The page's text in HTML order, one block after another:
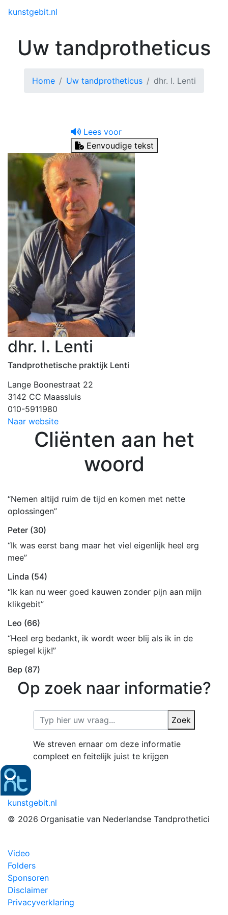
kunstgebit.nl
Uw tandprotheticus
Home Uw tandprotheticus dhr. I. Lenti
Lees voor
Eenvoudige tekst
dhr. I. Lenti
Tandprothetische praktijk Lenti
Lange Boonestraat 22
3142 CC Maassluis
010-5911980
Naar website
Cliënten aan het
woord
“Nemen altijd ruim de tijd en komen met nette
oplossingen”
Peter (30)
“Ik was eerst bang maar het viel eigenlijk heel erg
mee”
Linda (54)
“Ik kan nu weer goed kauwen zonder pijn aan mijn
klikgebit”
Leo (66)
“Heel erg bedankt, ik wordt weer blij als ik in de
spiegel kijk!”
Bep (87)
Op zoek naar informatie?
Zoek
We streven ernaar om deze informatie
compleet en feitelijk juist te krijgen
kunstgebit.nl
© 2026 Organisatie van Nederlandse Tandprothetici
Video
Folders
Sponsoren
Disclaimer
Privacyverklaring